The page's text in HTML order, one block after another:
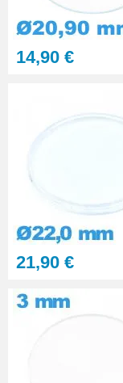
14,90 €
21,90 €